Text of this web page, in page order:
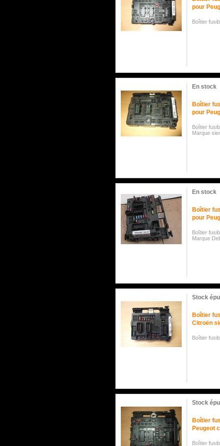
pour
Boîtier
En stock
Boîtier
pour
Boîtier
Marque
En stock
Boîtier
pour
Boîtier
Marque
Stock
Boîtier
Citroën
Boîtier
Stock
Boîtier
Peugeot
Boîtier